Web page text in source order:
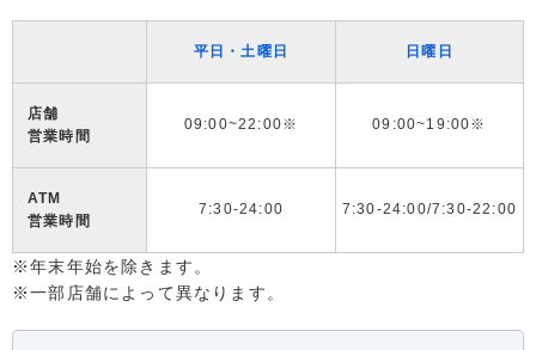
平日・土曜日 日曜日
店舗
営業時間
09:00~22:00※ 09:00~19:00※
ATM
営業時間
7:30-24:00 7:30-24:00/7:30-22:00
※年末年始を除きます。
※一部店舗によって異なります。